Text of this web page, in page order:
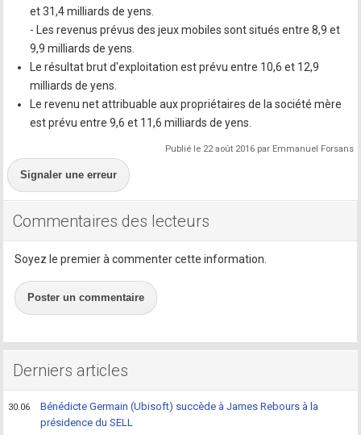
et 31,4 milliards de yens.
- Les revenus prévus des jeux mobiles sont situés entre 8,9 et
9,9 milliards de yens.
Le résultat brut d'exploitation est prévu entre 10,6 et 12,9
milliards de yens.
Le revenu net attribuable aux propriétaires de la société mère
est prévu entre 9,6 et 11,6 milliards de yens.
Publié le 22 août 2016 par Emmanuel Forsans
Signaler une erreur
Commentaires des lecteurs
Soyez le premier à commenter cette information.
Poster un commentaire
Derniers articles
30.06
Bénédicte Germain (Ubisoft) succède à James Rebours à la
présidence du SELL